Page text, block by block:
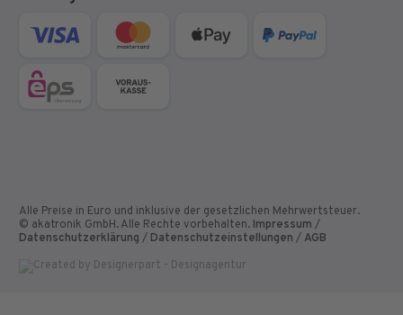
Alle Preise in Euro und inklusive der gesetzlichen Mehrwertsteuer.
© akatronik GmbH. Alle Rechte vorbehalten. Impressum /
Datenschutzerklärung / Datenschutzeinstellungen / AGB